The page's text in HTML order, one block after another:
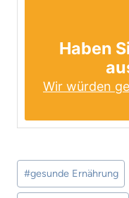
Haben
Wir würden
Schlagworte:
#gesunde Ernährung